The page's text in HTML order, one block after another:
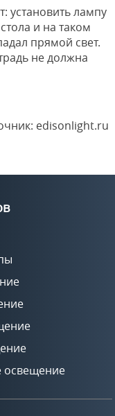
лампу
и на таком
прямой свет.
не должна
edisonlight.ru